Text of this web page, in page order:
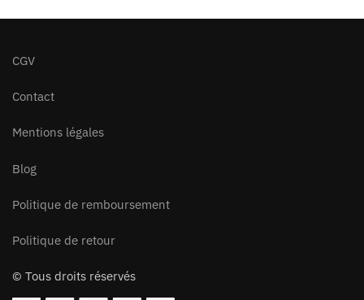
CGV
Contact
Mentions légales
Blog
Politique de remboursement
Politique de retour
© Tous droits réservés